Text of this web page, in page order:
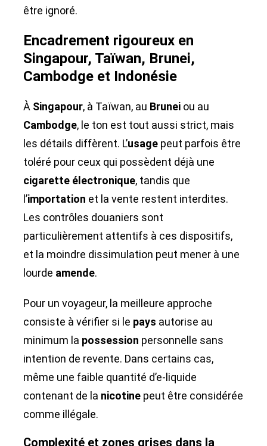
être ignoré.
Encadrement rigoureux en
Singapour, Taïwan, Brunei,
Cambodge et Indonésie
À Singapour, à Taïwan, au Brunei ou au
Cambodge, le ton est tout aussi strict, mais
les détails diffèrent. L’usage peut parfois être
toléré pour ceux qui possèdent déjà une
cigarette électronique, tandis que
l’importation et la vente restent interdites.
Les contrôles douaniers sont
particulièrement attentifs à ces dispositifs,
et la moindre dissimulation peut mener à une
lourde amende.
Pour un voyageur, la meilleure approche
consiste à vérifier si le pays autorise au
minimum la possession personnelle sans
intention de revente. Dans certains cas,
même une faible quantité d’e-liquide
contenant de la nicotine peut être considérée
comme illégale.
Complexité et zones grises dans la